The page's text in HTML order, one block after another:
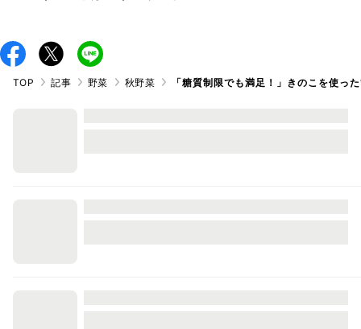
TOP 記事 野菜 秋野菜 「糖質制限でも満足！」きのこを使っ